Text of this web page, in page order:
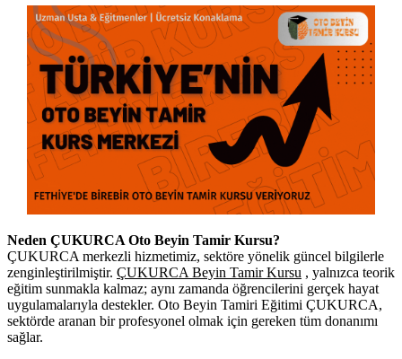
Neden ÇUKURCA Oto Beyin Tamir Kursu?
ÇUKURCA merkezli hizmetimiz, sektöre yönelik güncel bilgilerle
zenginleştirilmiştir. ÇUKURCA Beyin Tamir Kursu , yalnızca teorik
eğitim sunmakla kalmaz; aynı zamanda öğrencilerini gerçek hayat
uygulamalarıyla destekler. Oto Beyin Tamiri Eğitimi ÇUKURCA,
sektörde aranan bir profesyonel olmak için gereken tüm donanımı
sağlar.